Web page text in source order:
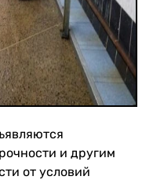
и другим
от условий